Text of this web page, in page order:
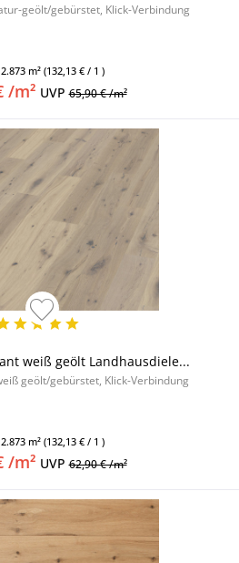
geölt/gebürstet, Klick-Verbindung
2.873 m² (132,13 € / 1 )
/m² UVP65,90 € /m²
weiß geölt Landhausdiele...
geölt/gebürstet, Klick-Verbindung
2.873 m² (132,13 € / 1 )
/m² UVP62,90 € /m²